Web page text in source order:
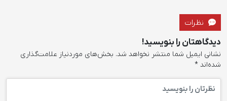
نظرات
دیدگاهتان را بنویسید!
نشانی ایمیل شما منتشر نخواهد شد. بخش‌های موردنیاز علامت‌گذاری
شده‌اند *